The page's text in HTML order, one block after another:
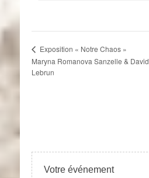
Exposition « Notre Chaos »
Maryna Romanova Sanzelle & David
Lebrun
Votre événement